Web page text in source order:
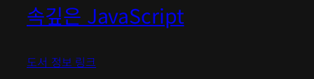
속깊은 JavaScript
도서 정보 링크